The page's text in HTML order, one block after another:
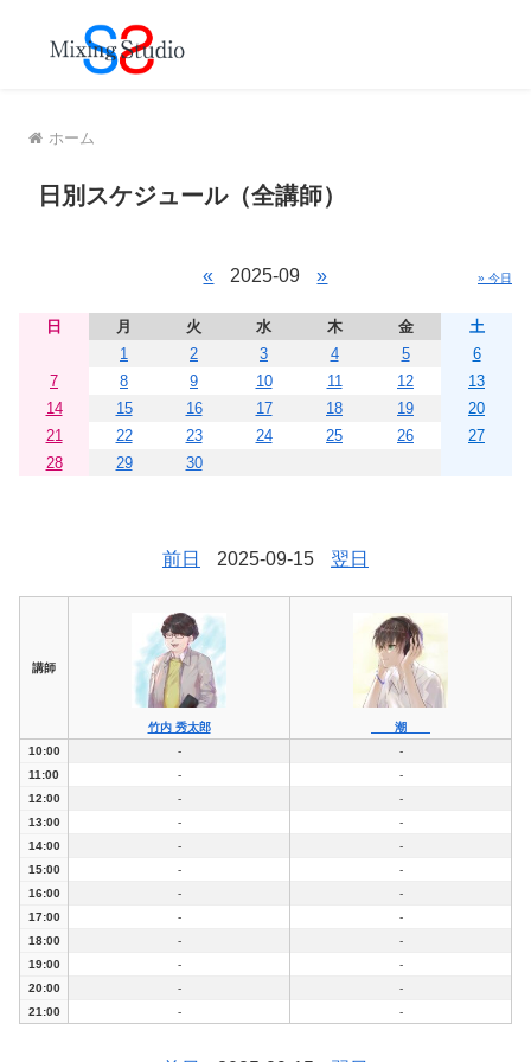
ホーム
日別スケジュール（全講師）
« 2025-09 » » 今日
日 月 火 水 木 金
土
1
2 3 4 5
6
7
8 9 10 11 12
13
14
15 16 17 18 19
20
21
22 23 24 25 26
27
28
29 30
前日 2025-09-15 翌日
講師
竹内 秀太郎
潮
10:00
-
-
11:00
-
-
12:00
-
-
13:00
-
-
14:00
-
-
15:00
-
-
16:00
-
-
17:00
-
-
18:00
-
-
19:00
-
-
20:00
-
-
21:00
- -